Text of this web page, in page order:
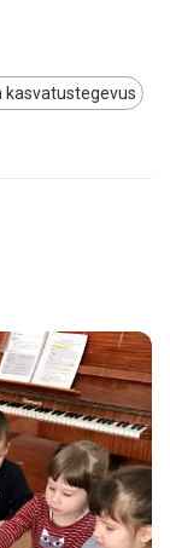
kasvatustegevus